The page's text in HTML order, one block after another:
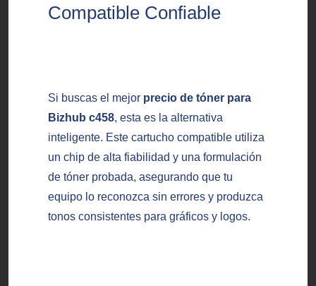
Compatible Confiable
Si buscas el mejor precio de tóner para
Bizhub c458, esta es la alternativa
inteligente. Este cartucho compatible utiliza
un chip de alta fiabilidad y una formulación
de tóner probada, asegurando que tu
equipo lo reconozca sin errores y produzca
tonos consistentes para gráficos y logos.